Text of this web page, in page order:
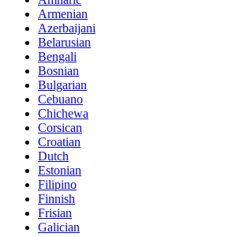
Armenian
Azerbaijani
Belarusian
Bengali
Bosnian
Bulgarian
Cebuano
Chichewa
Corsican
Croatian
Dutch
Estonian
Filipino
Finnish
Frisian
Galician